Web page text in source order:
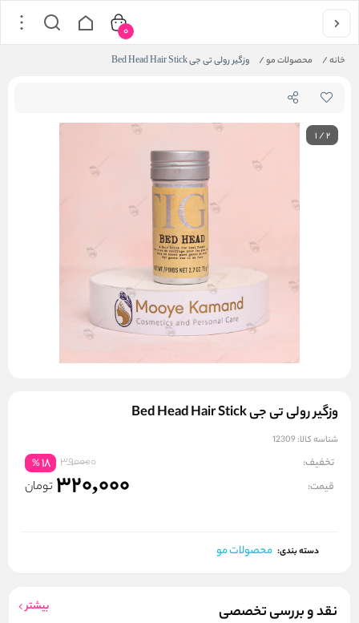
خانه/ محصولات مو/ وزگیر رولی تی جی Bed Head Hair Stick
0
1/2
وزگیر رولی تی جی Bed Head Hair Stick
شناسه کالا: 12309
تخفیف: 390000
18
%
قیمت: 320,000 تومان
دسته بندی: محصولات مو
نقد و بررسی تخصصی بیشتر